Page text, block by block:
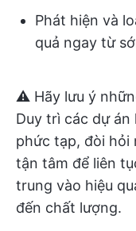
Phát hiện và
quả ngay từ
⚠️ Hãy lưu ý
Duy trì các dự
phức tạp, đòi hỏi
tận tâm để liên
trung vào hiệu
đến chất lượng.